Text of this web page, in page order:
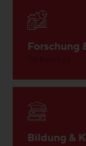
Forschung
Bildung &